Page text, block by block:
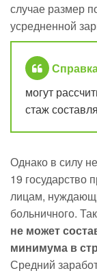
случае размер
усредненной
могут
стаж
Однако в силу
19 государство
лицам,
больничного.
не может
минимума в
Средний